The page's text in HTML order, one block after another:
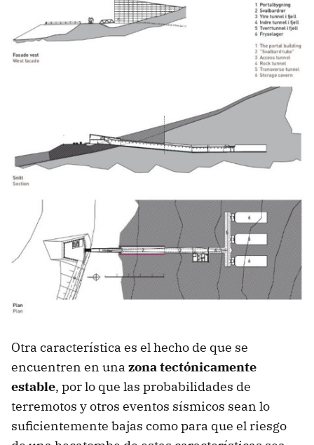
Otra característica es el hecho de que se
encuentren en una zona tectónicamente
estable, por lo que las probabilidades de
terremotos y otros eventos sísmicos sean lo
suficientemente bajas como para que el riesgo